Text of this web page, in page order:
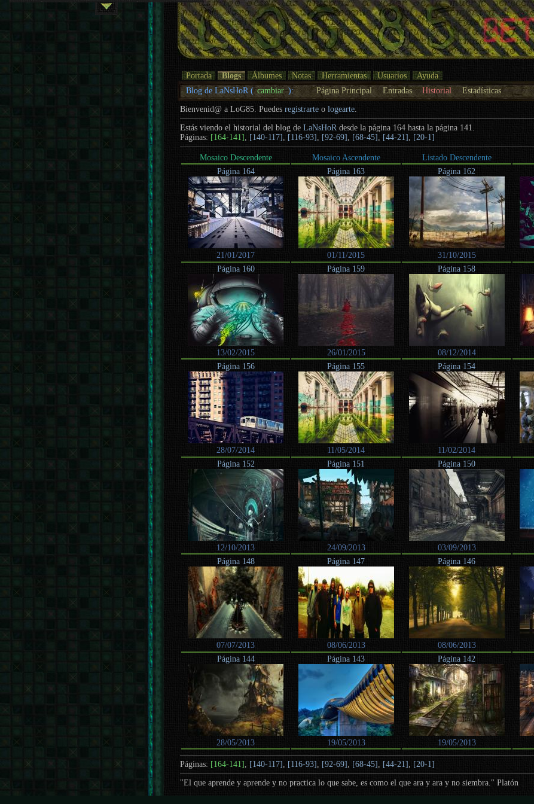
Portada Blogs Álbumes Notas Herramientas Usuarios
Ayuda
Blog de LaNsHoR ( cambiar ): Página Principal Entradas Historial Estadísticas
Bienvenid@ a LoG85. Puedesregistrarte ologearte.
Estás viendo el historial del blog deLaNsHoR desde la página 164 hasta la página 141.
Páginas: [164-141] [140-117] [116-93] [92-69] [68-45] [44-21] [20-1]
Mosaico Descendente Mosaico Ascendente Listado Descendente
Página 164
21/01/2017
Página 163
01/11/2015
Página 162
31/10/2015
Página 160
13/02/2015
Página 159
26/01/2015
Página 158
08/12/2014
Página 156
28/07/2014
Página 155
11/05/2014
Página 154
11/02/2014
Página 152
12/10/2013
Página 151
24/09/2013
Página 150
03/09/2013
Página 148
07/07/2013
Página 147
08/06/2013
Página 146
08/06/2013
Página 144
28/05/2013
Página 143
19/05/2013
Página 142
19/05/2013
Páginas: [164-141] , [140-117] , [116-93] , [92-69] , [68-45] , [44-21] , [20-1]
"El que aprende y aprende y no practica lo que sabe, es como el que ara y ara y no siembra." Platón